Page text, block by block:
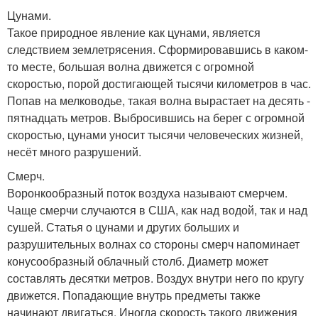
Цунами.
Такое природное явление как цунами, является
следствием землетрясения. Сформировавшись в каком-
то месте, большая волна движется с огромной
скоростью, порой достигающей тысячи километров в час.
Попав на мелководье, такая волна вырастает на десять -
пятнадцать метров. Выбросившись на берег с огромной
скоростью, цунами уносит тысячи человеческих жизней,
несёт много разрушений.
Смерч.
Воронкообразный поток воздуха называют смерчем.
Чаще смерчи случаются в США, как над водой, так и над
сушей. Статья о цунами и других больших и
разрушительных волнах со стороны смерч напоминает
конусообразный облачный столб. Диаметр может
составлять десятки метров. Воздух внутри него по кругу
движется. Попадающие внутрь предметы также
начинают двигаться. Иногда скорость такого движения